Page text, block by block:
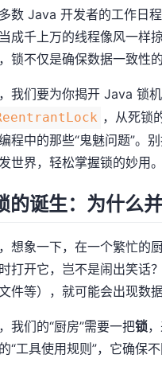
数 Java 开发者的工作日
成千上万的线程像风一样
锁不仅是确保数据一致性
我们要为你揭开 Java 锁
，从死锁
程中的那些“鬼魅问题”。
世界，轻松掌握锁的妙用。
的诞生：为什么
想象一下，在一个繁忙的
打开它，岂不是闹出笑话
件等），就可能会出现数
我们的“厨房”需要一把锁
“工具使用规则”，它确保